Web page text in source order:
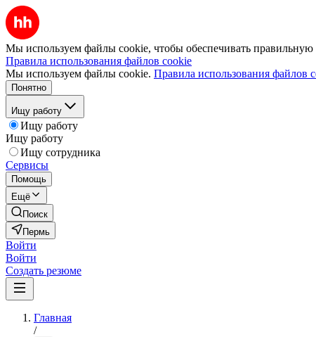
Мы используем файлы cookie, чтобы обеспечивать правильную
Правила использования файлов cookie
Мы используем файлы cookie. Правила использования файлов
Понятно
Ищу работу
Ищу работу
Ищу работу
Ищу сотрудника
Сервисы
Помощь
Ещё
Поиск
Пермь
Войти
Войти
Создать резюме
Главная
/